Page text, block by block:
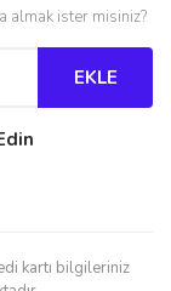
almak ister misiniz?
EKLE
kartı bilgileriniz